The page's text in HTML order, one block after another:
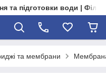
та підготовки води |
та мембрани